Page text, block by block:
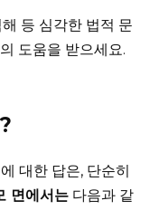
등 심각한 법적 문
도움을 받으세요.
대한 답은, 단순히
면에서는 다음과 같